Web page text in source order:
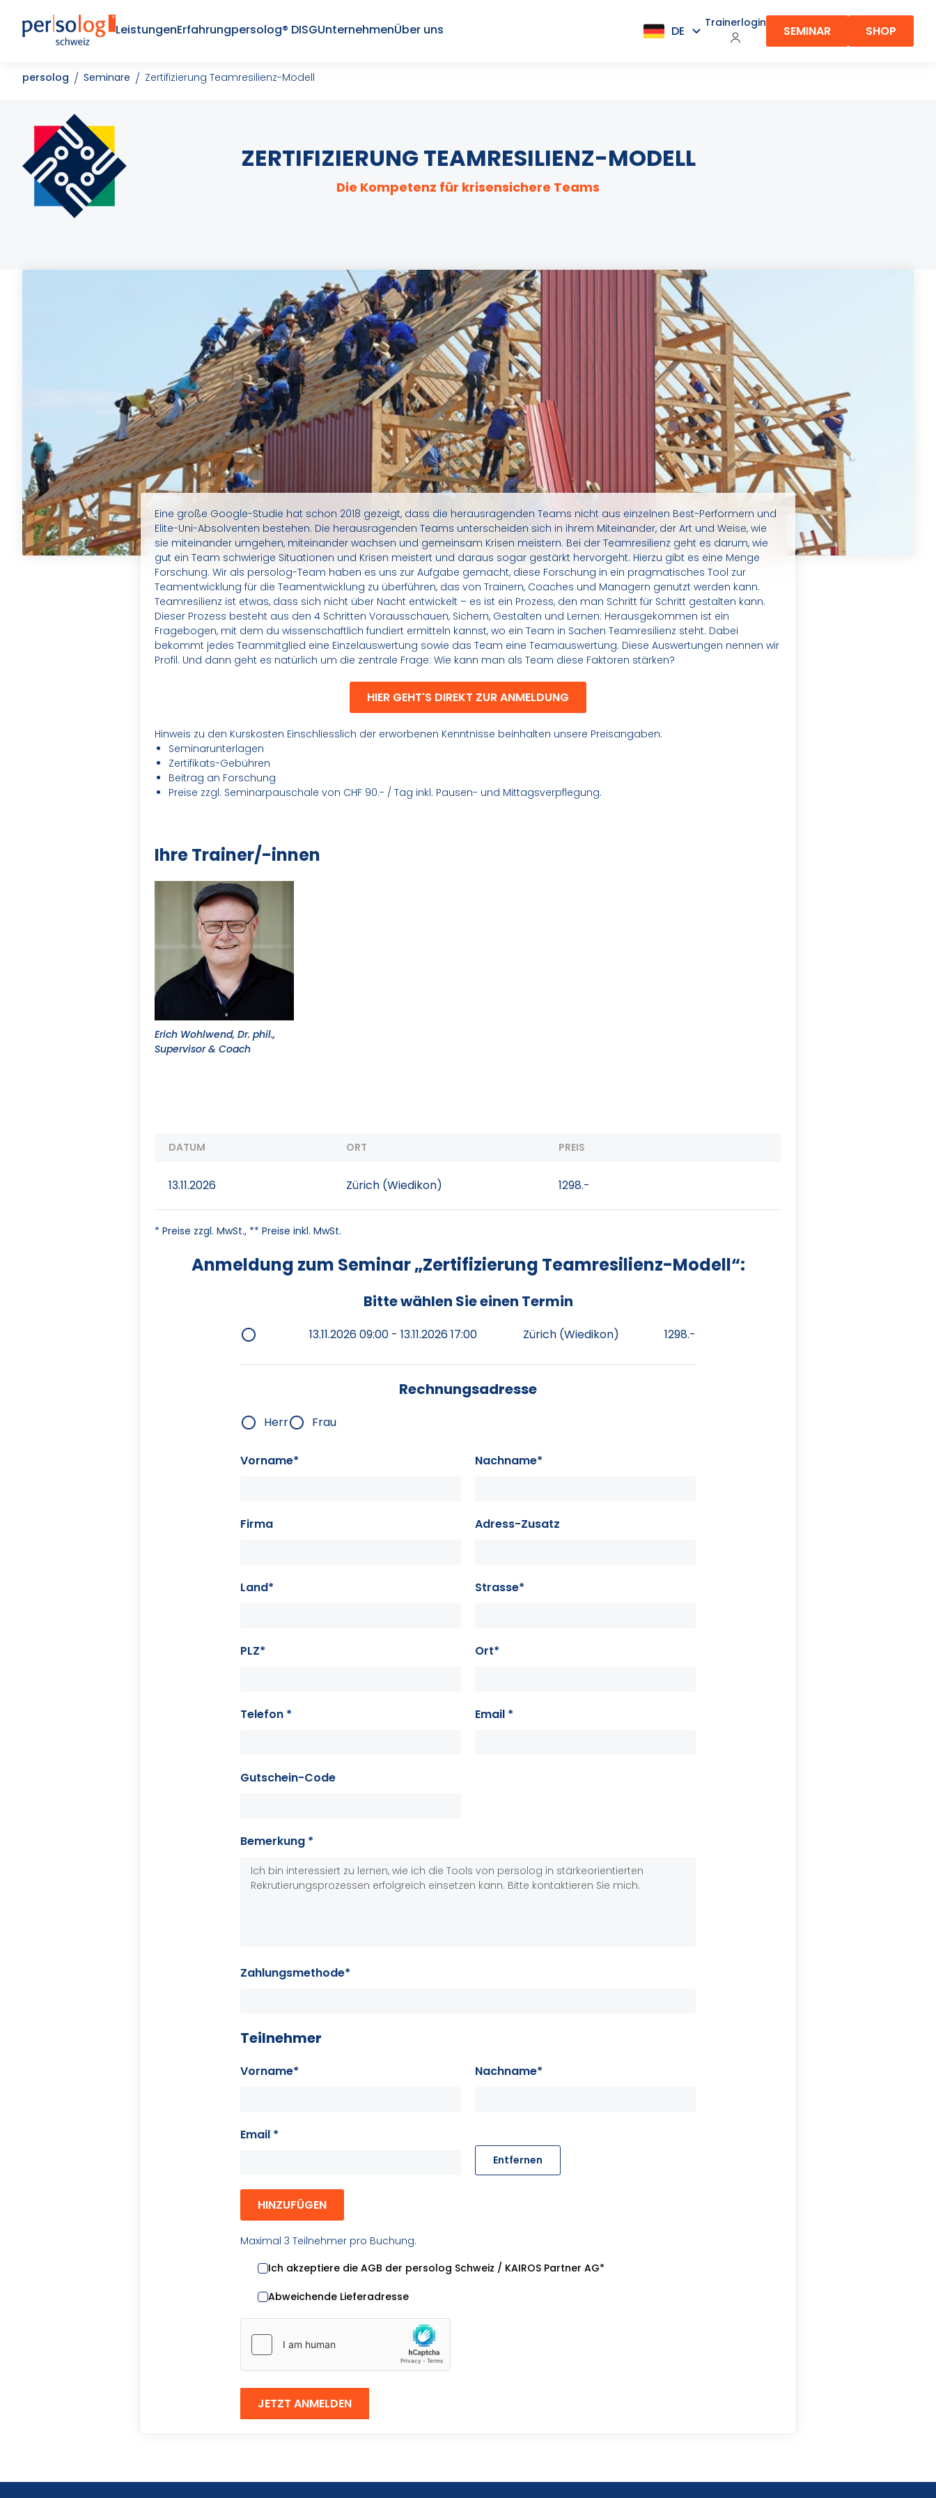
LeistungenErfahrungpersolog® DISGUnternehmenÜber uns Trainerlogin
SEMINAR SHOP
persolog Seminare Zertifizierung Teamresilienz-Modell
ZERTIFIZIERUNG TEAMRESILIENZ-MODELL
Die Kompetenz für krisensichere Teams
Eine große Google-Studie hat schon 2018 gezeigt, dass die herausragenden Teams nicht aus einzelnen Best-Performern und
Elite-Uni-Absolventen bestehen. Die herausragenden Teams unterscheiden sich in ihrem Miteinander, der Art und Weise, wie
sie miteinander umgehen, miteinander wachsen und gemeinsam Krisen meistern. Bei der Teamresilienz geht es darum, wie
gut ein Team schwierige Situationen und Krisen meistert und daraus sogar gestärkt hervorgeht. Hierzu gibt es eine Menge
Forschung. Wir als persolog-Team haben es uns zur Aufgabe gemacht, diese Forschung in ein pragmatisches Tool zur
Teamentwicklung für die Teamentwicklung zu überführen, das von Trainern, Coaches und Managern genutzt werden kann.
Teamresilienz ist etwas, dass sich nicht über Nacht entwickelt – es ist ein Prozess, den man Schritt für Schritt gestalten kann.
Dieser Prozess besteht aus den 4 Schritten Vorausschauen, Sichern, Gestalten und Lernen: Herausgekommen ist ein
Fragebogen, mit dem du wissenschaftlich fundiert ermitteln kannst, wo ein Team in Sachen Teamresilienz steht. Dabei
bekommt jedes Teammitglied eine Einzelauswertung sowie das Team eine Teamauswertung. Diese Auswertungen nennen wir
Profil. Und dann geht es natürlich um die zentrale Frage: Wie kann man als Team diese Faktoren stärken?
HIER GEHT'S DIREKT ZUR ANMELDUNG
Hinweis zu den Kurskosten Einschliesslich der erworbenen Kenntnisse beinhalten unsere Preisangaben:
Seminarunterlagen
Zertifikats-Gebühren
Beitrag an Forschung
Preise zzgl. Seminarpauschale von CHF 90.- / Tag inkl. Pausen- und Mittagsverpflegung.
Ihre Trainer/-innen
Erich Wohlwend, Dr. phil.,
Supervisor & Coach
DATUM ORT PREIS
13.11.2026 Zürich (Wiedikon) 1298.-
* Preise zzgl. MwSt., ** Preise inkl. MwSt.
Anmeldung zum Seminar „Zertifizierung Teamresilienz-Modell“:
Bitte wählen Sie einen Termin
13.11.2026 09:00 - 13.11.2026 17:00 Zürich (Wiedikon) 1298.-
Rechnungsadresse
Herr Frau
Vorname* Nachname*
Firma Adress-Zusatz
Land* Strasse*
PLZ* Ort*
Telefon * Email *
Gutschein-Code
Bemerkung *
Zahlungsmethode*
Teilnehmer
Vorname* Nachname*
Email *
Entfernen
HINZUFÜGEN
Maximal 3 Teilnehmer pro Buchung.
Ich akzeptiere die AGB der persolog Schweiz / KAIROS Partner AG*
Abweichende Lieferadresse